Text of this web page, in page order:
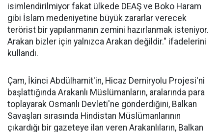
isimlendirilmiyor fakat ülkede DEAŞ ve Boko Haram
gibi İslam medeniyetine büyük zararlar verecek
terörist bir yapılanmanın zemini hazırlanmak isteniyor.
Arakan bizler için yalnızca Arakan değildir." ifadelerini
kullandı.
Çam, İkinci Abdülhamit'in, Hicaz Demiryolu Projesi'ni
başlattığında Arakanlı Müslümanların, aralarında para
toplayarak Osmanlı Devleti'ne gönderdiğini, Balkan
Savaşları sırasında Hindistan Müslümanlarının
çıkardığı bir gazeteye ilan veren Arakanlıların, Balkan